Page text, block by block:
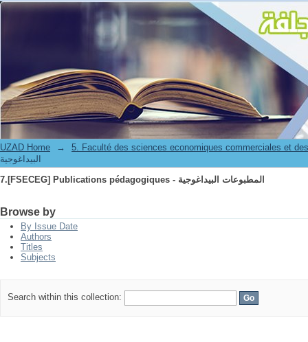
7.[FSECEG] Publications pédagogiques - المطبوعات البيداغوجية
UZAD Home →
5. Faculté des sciences economiques commerciales et
البيداغوجية
7.[FSECEG] Publications pédagogiques - المطبوعات البيداغوجية
Browse by
By Issue Date
Authors
Titles
Subjects
Search within this collection: